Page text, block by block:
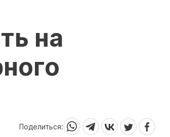
на
Поделиться: